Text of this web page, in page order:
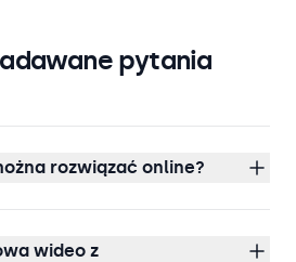
pytania
rozwiązać online?
wideo z